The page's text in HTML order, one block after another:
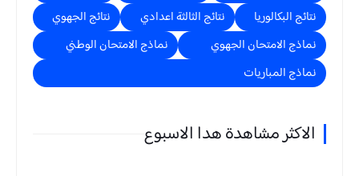
نتائج البكالوريا
نتائج الثالثة اعدادي
نتائج الجهوي
نماذج الامتحان الجهوي
نماذج الامتحان الوطني
نماذج المباريات
الاكثر مشاهدة هدا الاسبوع